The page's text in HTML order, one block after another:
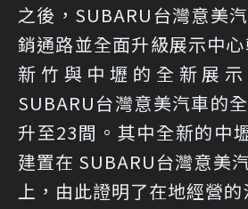
之後，SUBARU台灣意美
銷通路並全面升級展示中
新竹與中壢的全新展
SUBARU台灣意美汽車的
升至23間。其中全新的中
建置在 SUBARU台灣意美
上，由此證明了在地經營